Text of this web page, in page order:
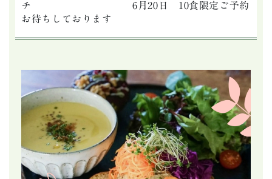
チ 6月20日 10食限定ご予約
お待ちしております